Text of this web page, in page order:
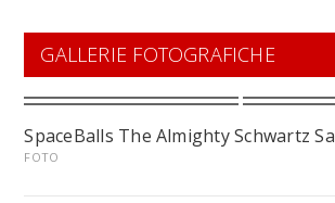
GALLERIE FOTOGRAFICHE
SpaceBalls The Almighty Schwartz
FOTO